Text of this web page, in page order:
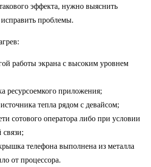
эффекта, нужно выяснить
проблемы.
работы экрана с высоким уровнем
ресурсоемкого приложения;
тепла рядом с девайсом;
сотового оператора либо при условии
связи;
телефона выполнена из металла
от процессора.